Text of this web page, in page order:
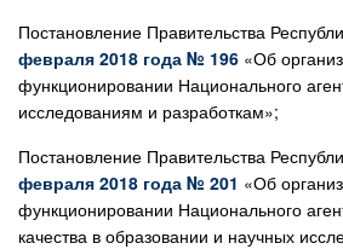
Постановление Правительства
февраля 2018 года № 196 «Об
функционировании Национального
исследованиям и разработкам»;
Постановление Правительства
февраля 2018 года № 201 «Об
функционировании Национального
качества в образовании и научных